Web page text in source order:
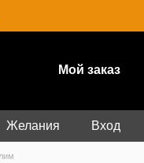
Мой заказ
Желания Вход